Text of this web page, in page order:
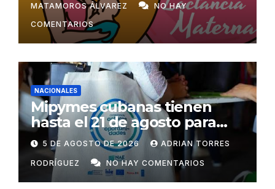
MATAMOROS ÁLVAREZ
NO HAY
COMENTARIOS
NACIONALES
Mipymes cubanas tienen
hasta el 21 de agosto para
postular a programa que las
ayudará a exportar
5 DE AGOSTO DE 2026 ADRIAN TORRES
RODRÍGUEZ NO HAY COMENTARIOS